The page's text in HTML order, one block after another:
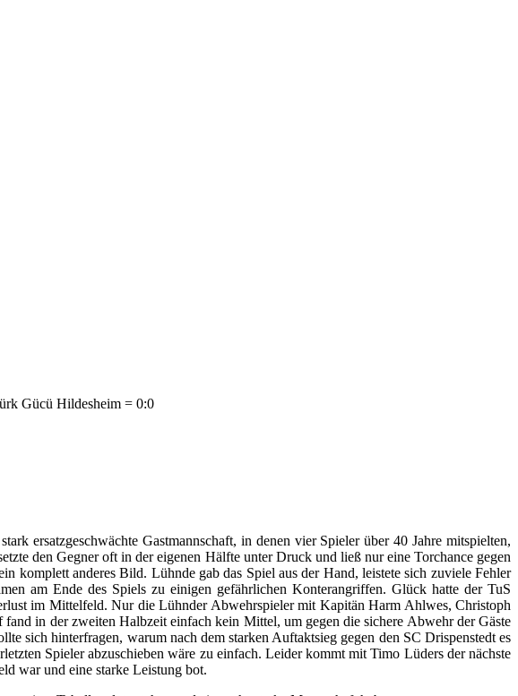
Gücü Hildesheim = 0:0
ersatzgeschwächte Gastmannschaft, in denen vier Spieler über 40 Jahre mitspielten,
den Gegner oft in der eigenen Hälfte unter Druck und ließ nur eine Torchance gegen
komplett anderes Bild. Lühnde gab das Spiel aus der Hand, leistete sich zuviele Fehler
am Ende des Spiels zu einigen gefährlichen Konterangriffen. Glück hatte der TuS
im Mittelfeld. Nur die Lühnder Abwehrspieler mit Kapitän Harm Ahlwes, Christoph
in der zweiten Halbzeit einfach kein Mittel, um gegen die sichere Abwehr der Gäste
sich hinterfragen, warum nach dem starken Auftaktsieg gegen den SC Drispenstedt es
Spieler abzuschieben wäre zu einfach. Leider kommt mit Timo Lüders der nächste
war und eine starke Leistung bot.